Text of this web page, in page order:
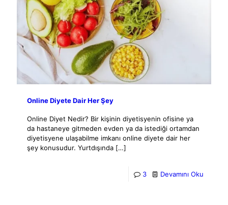
Online Diyete Dair Her Şey
Online Diyet Nedir? Bir kişinin diyetisyenin ofisine ya
da hastaneye gitmeden evden ya da istediği ortamdan
diyetisyene ulaşabilme imkanı online diyete dair her
şey konusudur. Yurtdışında […]
3 Devamını Oku